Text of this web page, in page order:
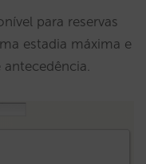
para reservas
estadia máxima e